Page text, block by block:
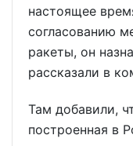
настоящее
согласованию
ракеты, он
рассказали в
Там добавили,
построенная в